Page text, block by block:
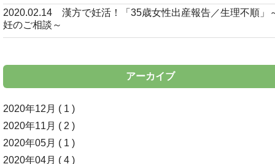
2020.02.14 漢方で妊活！「35歳女性出産報告／生理不順」
妊のご相談～
アーカイブ
2020年12月 ( 1 )
2020年11月 ( 2 )
2020年05月 ( 1 )
2020年04月 ( 4 )